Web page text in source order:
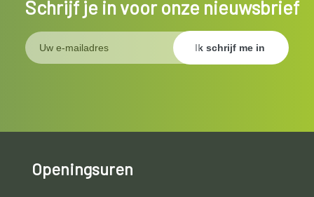
Schrijf je in voor onze nieuwsbrief
Openingsuren